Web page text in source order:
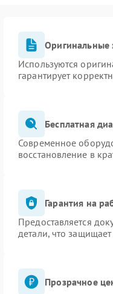
Оригинальные
Используются
гарантирует
Бесплатная
Современное
восстановление в
Гарантия на
Предоставляется
детали, что
Прозрачное